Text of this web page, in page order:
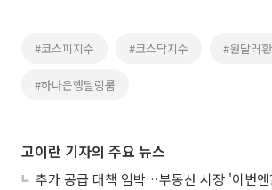
#코스피지수 #코스닥지수 #원달러
#하나은행딜링룸
고이란 기자의 주요 뉴스
추가 공급 대책 임박…부동산 시장 '이번엔